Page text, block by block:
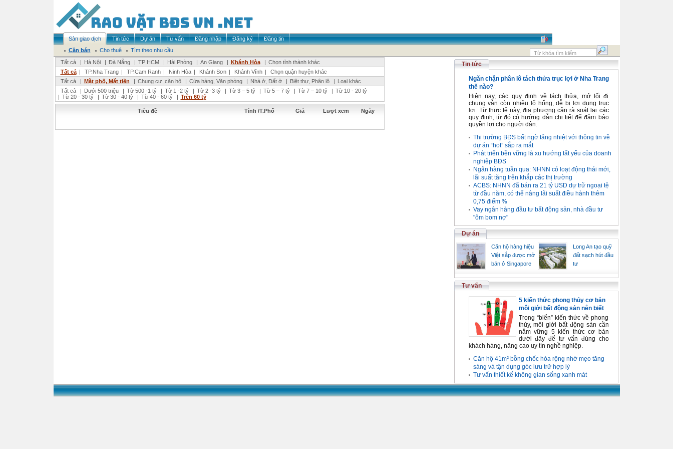
Sàn giao dịch Tin tức Dự án Tư vấn Đăng nhập Đăng ký
Đăng tin
Cần bán
Cho thuê
Tìm theo nhu cầu
Tất cả
| Hà Nội | Đà Nẵng | TP HCM | Hải Phòng | An Giang | Khánh Hòa | Chọn tỉnh thành khác
Tất cả | TP.Nha Trang | TP.Cam Ranh | Ninh Hòa | Khánh Sơn | Khánh Vĩnh |
Chọn quận huyện khác
Tất cả
| Mặt phố, Mặt tiền | Chung cư ,căn hộ | Cửa hàng, Văn phòng | Nhà ở, Đất ở | Biệt thự, Phân lô | Loại khác
Tất cả
| Dưới 500 triệu | Từ 500 -1 tỷ | Từ 1 -2 tỷ | Từ 2 -3 tỷ | Từ 3 – 5 tỷ | Từ 5 – 7 tỷ | Từ 7 – 10 tỷ | Từ 10 - 20 tỷ
| Từ 20 - 30 tỷ | Từ 30 - 40 tỷ | Từ 40 - 60 tỷ | Trên 60 tỷ
Tiêu đề Tỉnh /T.Phố Giá Lượt xem Ngày
Tin tức
Ngăn chặn phân lô tách thửa trục lợi ở Nha Trang
thế nào?
Hiện nay, các quy định về tách thửa, mở lối đi
chung vẫn còn nhiều lổ hổng, dễ bị lợi dụng trục
lợi. Từ thực tế này, địa phương cần rà soát lại các
quy định, từ đó có hướng dẫn chi tiết để đảm bảo
quyền lợi cho người dân.
Thị trường BĐS bất ngờ tăng nhiệt với thông tin về
dự án “hot” sắp ra mắt
Phát triển bền vững là xu hướng tất yếu của doanh
nghiệp BĐS
Ngân hàng tuần qua: NHNN có loạt động thái mới,
lãi suất tăng trên khắp các thị trường
ACBS: NHNN đã bán ra 21 tỷ USD dự trữ ngoại tệ
từ đầu năm, có thể nâng lãi suất điều hành thêm
0,75 điểm %
Vay ngân hàng đầu tư bất động sản, nhà đầu tư
"ôm bom nợ"
Dự án
Căn hộ hàng hiệu
Việt sắp được mở
bán ở Singapore
Long An tạo quỹ
đất sạch hút đầu
tư
Tư vấn
5 kiến thức phong thủy cơ bản
môi giới bất động sản nên biết
Trong “biển” kiến thức về phong
thủy, môi giới bất động sản cần
nắm vững 5 kiến thức cơ bản
dưới đây để tư vấn đúng cho
khách hàng, nâng cao uy tín nghề nghiệp.
Căn hộ 41m² bỗng chốc hóa rộng nhờ mẹo tăng
sáng và tận dụng góc lưu trữ hợp lý
Tư vấn thiết kế không gian sống xanh mát